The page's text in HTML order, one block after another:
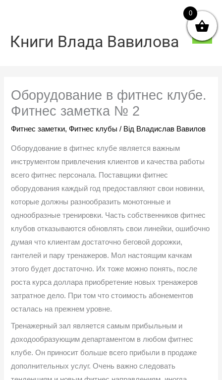
Книги Влада Вавилова
Оборудование в фитнес клубе.
Фитнес заметка № 2
Фитнес заметки,Фитнес клубы / Від Владислав Вавилов
Оборудование в фитнес клубе является важным
инструментом привлечения клиентов и качества работы
всего фитнес персонала. Поставщики фитнес
оборудования каждый год предоставляют свои новинки,
которые должны разнообразить монотонные и
однообразные тренировки. Часть собственников фитнес
клубов отказываются обновлять свои линейки, ошибочно
думая что клиентам достаточно беговой дорожки,
гантелей и пару тренажеров. Мол настоящим качкам
этого будет достаточно. Их тоже можно понять, после
роста курса доллара приобретение новых тренажеров
затратное дело. При том что стоимость абонементов
осталась на прежнем уровне.
Тренажерный зал является самым прибыльным и
доходообразующим департаментом в любом фитнес
клубе. Он приносит больше всего прибыли в продаже
дополнительных услуг. Очень важно следовать
0